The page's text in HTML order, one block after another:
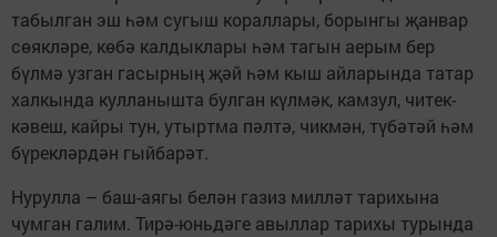
табылган эш һәм сугыш кораллары, борынгы җанвар
сөякләре, көбә калдыклары һәм тагын аерым бер
бүлмә узган гасырның җәй һәм кыш айларында татар
халкында кулланышта булган күлмәк, камзул, читек-
кәвеш, кайры тун, утыртма пәлтә, чикмән, түбәтәй һәм
бүрекләрдән гыйбарәт.
Нурулла – баш-аягы белән газиз милләт тарихына
чумган галим. Тирә-юньдәге авыллар тарихы турында